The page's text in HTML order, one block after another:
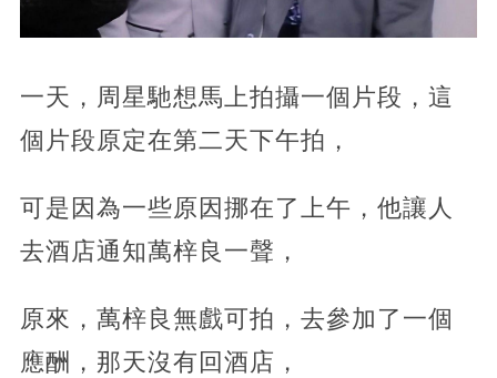
一天，周星馳想馬上拍攝一個片段，這
個片段原定在第二天下午拍，
可是因為一些原因挪在了上午，他讓人
去酒店通知萬梓良一聲，
原來，萬梓良無戲可拍，去參加了一個
應酬，那天沒有回酒店，